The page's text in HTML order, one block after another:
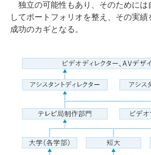
独立の可能性もあり、そのためには
してポートフォリオを整え、その実
成功のカギとなる。